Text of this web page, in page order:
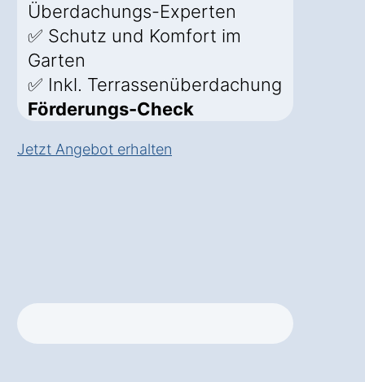
Überdachungs-Experten
✅ Schutz und Komfort im
Garten
✅ Inkl. Terrassenüberdachung
Förderungs-Check
Jetzt Angebot erhalten